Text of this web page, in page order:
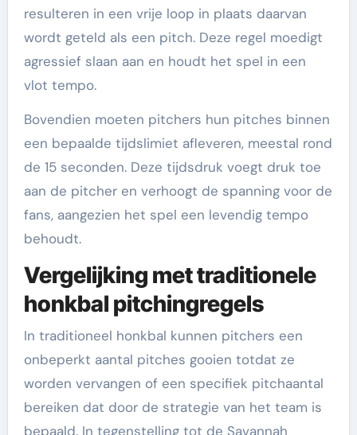
resulteren in een vrije loop in plaats daarvan
wordt geteld als een pitch. Deze regel moedigt
agressief slaan aan en houdt het spel in een
vlot tempo.
Bovendien moeten pitchers hun pitches binnen
een bepaalde tijdslimiet afleveren, meestal rond
de 15 seconden. Deze tijdsdruk voegt druk toe
aan de pitcher en verhoogt de spanning voor de
fans, aangezien het spel een levendig tempo
behoudt.
Vergelijking met traditionele
honkbal pitchingregels
In traditioneel honkbal kunnen pitchers een
onbeperkt aantal pitches gooien totdat ze
worden vervangen of een specifiek pitchaantal
bereiken dat door de strategie van het team is
bepaald. In tegenstelling tot de Savannah